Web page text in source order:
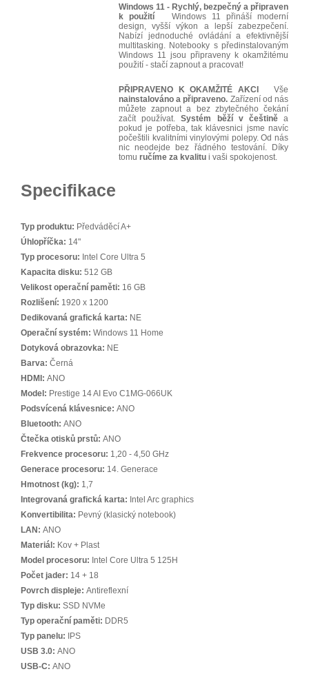
Windows 11 - Rychlý, bezpečný a připraven
k použití Windows 11 přináší moderní
design, vyšší výkon a lepší zabezpečení.
Nabízí jednoduché ovládání a efektivnější
multitasking. Notebooky s předinstalovaným
Windows 11 jsou připraveny k okamžitému
použití - stačí zapnout a pracovat!
PŘIPRAVENO K OKAMŽITÉ AKCI
Vše
nainstalováno a připraveno. Zařízení od nás
můžete zapnout a bez zbytečného čekání
začít používat.Systém běží v češtiněa
pokud je potřeba, tak klávesnici jsme navíc
počeštili kvalitními vinylovými polepy. Od nás
nic neodejde bez řádného testování. Díky
tomu ručíme za kvalitu i vaši spokojenost.
Specifikace
Typ produktu: Předváděcí A+
Úhlopříčka: 14"
Typ procesoru: Intel Core Ultra 5
Kapacita disku: 512 GB
Velikost operační paměti: 16 GB
Rozlišení: 1920 x 1200
Dedikovaná grafická karta: NE
Operační systém: Windows 11 Home
Dotyková obrazovka: NE
Barva: Černá
HDMI: ANO
Model: Prestige 14 AI Evo C1MG-066UK
Podsvícená klávesnice: ANO
Bluetooth: ANO
Čtečka otisků prstů: ANO
Frekvence procesoru: 1,20 - 4,50 GHz
Generace procesoru: 14. Generace
Hmotnost (kg): 1,7
Integrovaná grafická karta: Intel Arc graphics
Konvertibilita: Pevný (klasický notebook)
LAN: ANO
Materiál: Kov + Plast
Model procesoru: Intel Core Ultra 5 125H
Počet jader: 14 + 18
Povrch displeje: Antireflexní
Typ disku: SSD NVMe
Typ operační paměti: DDR5
Typ panelu:
IPS
USB 3.0: ANO
USB-C: ANO